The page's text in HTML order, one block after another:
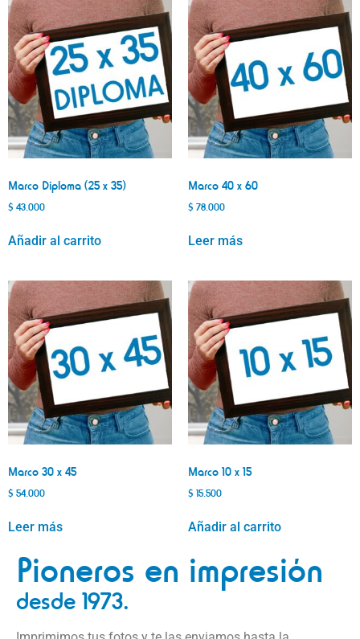
Marco Diploma (25 x 35)
$ 43.000
Añadir al carrito
Marco 40 x 60
$ 78.000
Leer más
Marco 30 x 45
$ 54.000
Leer más
Marco 10 x 15
$ 15.500
Añadir al carrito
Pioneros en impresión
desde 1973.